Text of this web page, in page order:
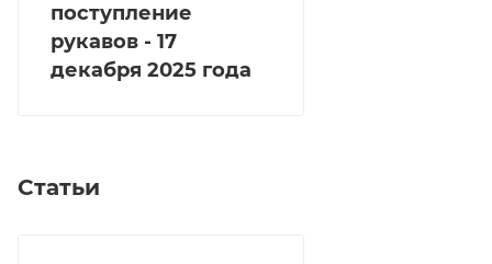
поступление
рукавов - 17
декабря 2025 года
Статьи